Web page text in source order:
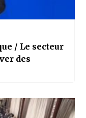
/ Le secteur
des